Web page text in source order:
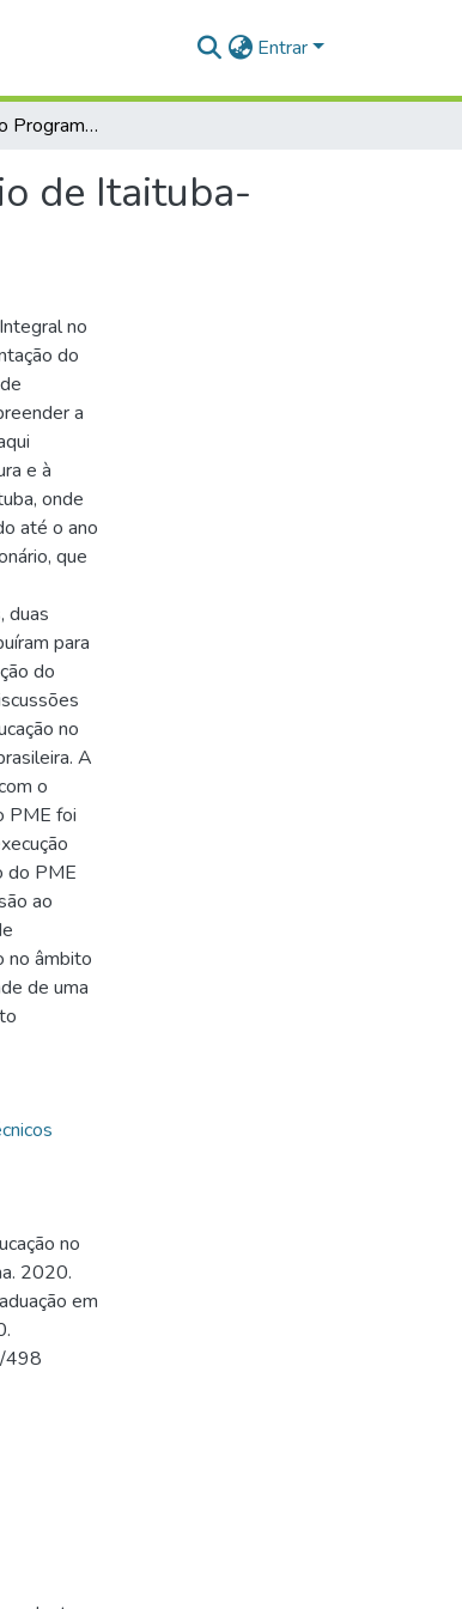
Entrar
A implantação do Programa mais Educação no Município de Itaituba-Pará
de Itaituba-
no
do
a
e à
onde
até o ano
que
duas
para
do
no
A
o
PME foi
do PME
ao
no âmbito
de uma
no
2020.
em
498